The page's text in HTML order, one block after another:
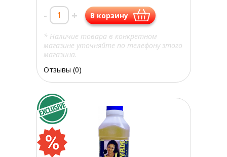
- + В корзину
* Наличие товара в конкретном
магазине уточняйте по телефону этого
магазина.
Отзывы (0)